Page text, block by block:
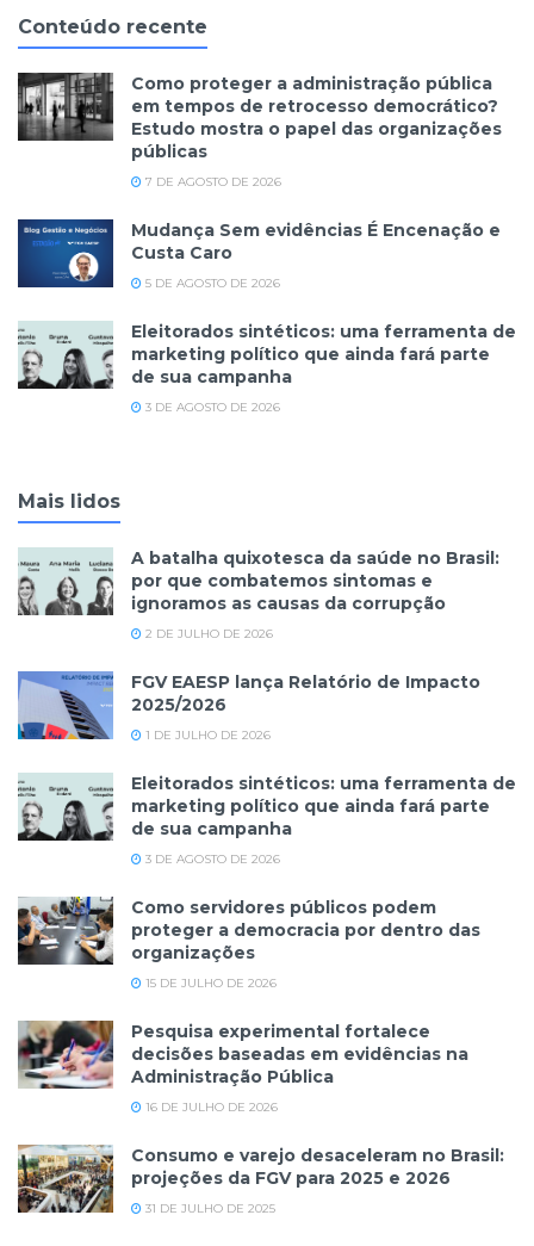
Conteúdo recente
Como proteger a administração pública
em tempos de retrocesso democrático?
Estudo mostra o papel das organizações
públicas
7 DE AGOSTO DE 2026
Mudança Sem evidências É Encenação e
Custa Caro
5 DE AGOSTO DE 2026
Eleitorados sintéticos: uma ferramenta de
marketing político que ainda fará parte
de sua campanha
3 DE AGOSTO DE 2026
Mais lidos
A batalha quixotesca da saúde no Brasil:
por que combatemos sintomas e
ignoramos as causas da corrupção
2 DE JULHO DE 2026
FGV EAESP lança Relatório de Impacto
2025/2026
1 DE JULHO DE 2026
Eleitorados sintéticos: uma ferramenta de
marketing político que ainda fará parte
de sua campanha
3 DE AGOSTO DE 2026
Como servidores públicos podem
proteger a democracia por dentro das
organizações
15 DE JULHO DE 2026
Pesquisa experimental fortalece
decisões baseadas em evidências na
Administração Pública
16 DE JULHO DE 2026
Consumo e varejo desaceleram no Brasil:
projeções da FGV para 2025 e 2026
31 DE JULHO DE 2025